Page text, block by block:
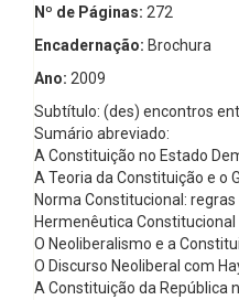
Nº de Páginas: 272
Encadernação: Brochura
Ano: 2009
Subtítulo: (des) encontros
Sumário abreviado:
A Constituição no Estado
A Teoria da Constituição e o
Norma Constitucional: regras
Hermenêutica Constitucional
O Neoliberalismo e a
O Discurso Neoliberal com
A Constituição da República